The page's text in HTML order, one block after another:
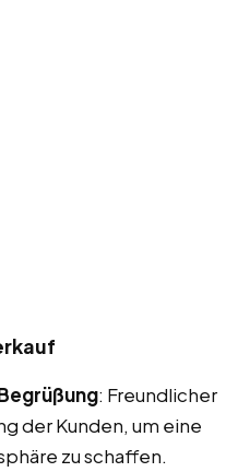
: Freundlicher
der Kunden, um eine
zu schaffen.